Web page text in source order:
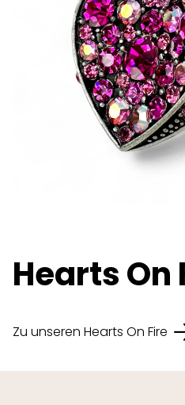
Hearts On
Zu unseren Hearts On Fire